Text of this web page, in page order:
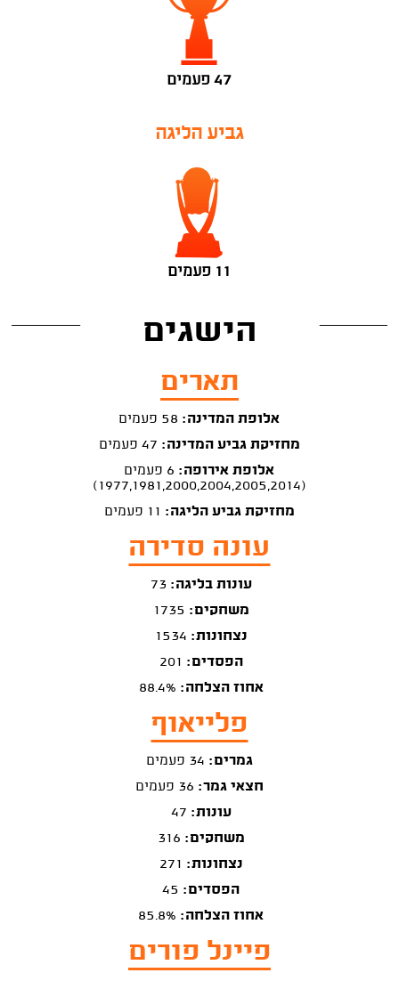
47 פעמים
גביע הליגה
11 פעמים
הישגים
תארים
אלופת המדינה:
מחזיקת גביע המדינה:
אלופת אירופה:
6 פעמים
(1977,1981,2000,2004,2005,2014)
מחזיקת גביע הליגה:
עונה סדירה
עונות בליגה:
משחקים:
נצחונות:
הפסדים:
אחוז הצלחה:
פלייאוף
גמרים:
חצאי גמר:
עונות:
משחקים:
נצחונות:
הפסדים:
אחוז הצלחה:
פיינל פורים